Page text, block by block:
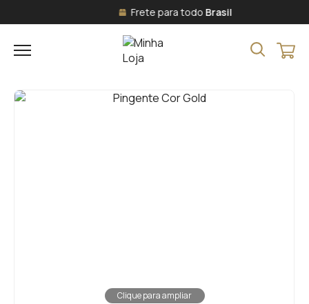
Frete para todoBrasil
Clique para ampliar